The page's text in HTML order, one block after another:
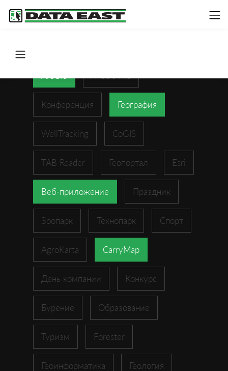
Конференция География
WellTracking CoGIS
TAB Reader Геопортал Esri
Веб-приложение Праздник
Зоопарк Технопарк Спорт
AgroKarta CarryMap
День компании Конкурс
Бурение Образование
Туризм Forester
Геоинформатика Геология